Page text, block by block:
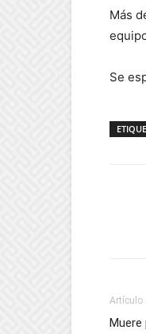
Más
Se
Artículo
Muere